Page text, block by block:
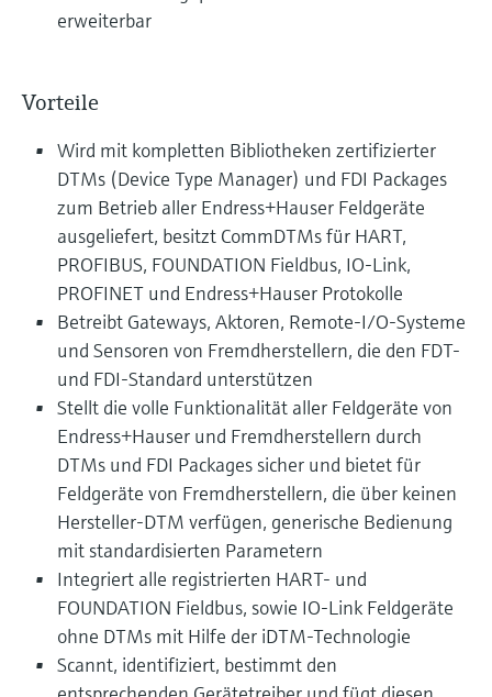
erweiterbar
Vorteile
Wird mit kompletten Bibliotheken zertifizierter
DTMs (Device Type Manager) und FDI Packages
zum Betrieb aller Endress+Hauser Feldgeräte
ausgeliefert, besitzt CommDTMs für HART,
PROFIBUS, FOUNDATION Fieldbus, IO-Link,
PROFINET und Endress+Hauser Protokolle
Betreibt Gateways, Aktoren, Remote-I/O-Systeme
und Sensoren von Fremdherstellern, die den FDT-
und FDI-Standard unterstützen
Stellt die volle Funktionalität aller Feldgeräte von
Endress+Hauser und Fremdherstellern durch
DTMs und FDI Packages sicher und bietet für
Feldgeräte von Fremdherstellern, die über keinen
Hersteller-DTM verfügen, generische Bedienung
mit standardisierten Parametern
Integriert alle registrierten HART- und
FOUNDATION Fieldbus, sowie IO-Link Feldgeräte
ohne DTMs mit Hilfe der iDTM-Technologie
Scannt, identifiziert, bestimmt den